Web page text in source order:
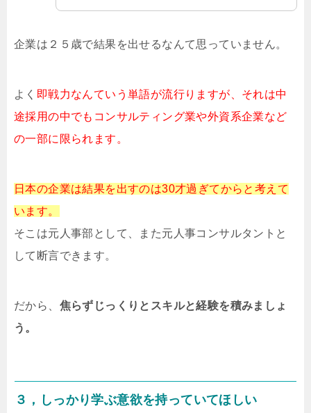
企業は２５歳で結果を出せるなんて思っていません。
よく 即戦力なんていう単語が流行りますが、それは中
途採用の中でもコンサルティング業や外資系企業など
の一部に限られます。
日本の企業は結果を出すのは30才過ぎてからと考えて
います。
そこは元人事部として、また元人事コンサルタントと
して断言できます。
だから、 焦らずじっくりとスキルと経験を積みましょ
う。
３，しっかり学ぶ意欲を持っていてほしい